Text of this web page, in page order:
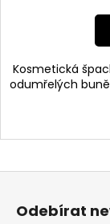
Kosmetická
odumřelých
Z
Odebírat